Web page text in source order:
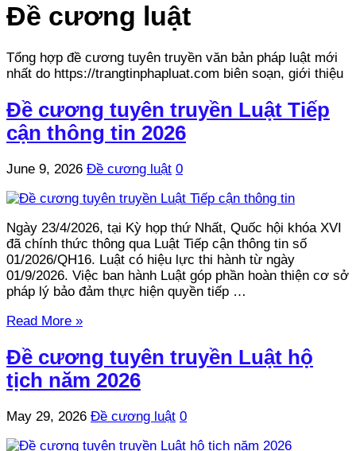
Đề cương luật
Tổng hợp đề cương tuyên truyền văn bản pháp luật mới
nhất do https://trangtinphapluat.com biên soạn, giới thiệu
Đề cương tuyên truyền Luật Tiếp
cận thông tin 2026
June 9, 2026 Đề cương luật 0
Ngày 23/4/2026, tại Kỳ họp thứ Nhất, Quốc hội khóa XVI
đã chính thức thông qua Luật Tiếp cận thông tin số
01/2026/QH16. Luật có hiệu lực thi hành từ ngày
01/9/2026. Việc ban hành Luật góp phần hoàn thiện cơ sở
pháp lý bảo đảm thực hiện quyền tiếp …
Read More »
Đề cương tuyên truyền Luật hộ
tịch năm 2026
May 29, 2026 Đề cương luật 0